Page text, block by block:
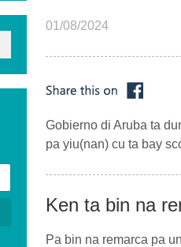
01/08/2024
Gobierno di Aruba ta
pa yiu(nan) cu ta bay
Ken ta bin na
Pa bin na remarca pa